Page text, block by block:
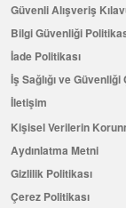
Güvenli Alışveriş
Bilgi Güvenliği
İade Politikası
İş Sağlığı ve
İletişim
Kişisel Verilerin
Aydınlatma Metni
Gizlilik Politikası
Çerez Politikası